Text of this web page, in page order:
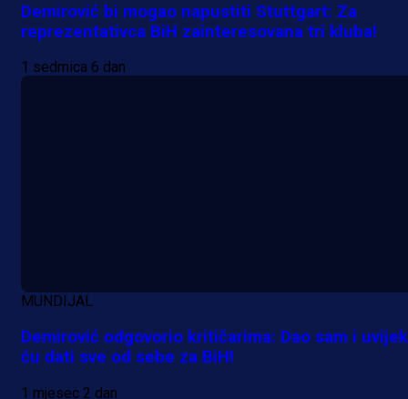
1 dan 12 h
Demirović bi mogao napustiti Stuttgart: Za
reprezentativca BiH zainteresovana tri kluba!
1 sedmica 6 dan
MUNDIJAL
Demirović odgovorio kritičarima: Dao sam i uvijek
ću dati sve od sebe za BiH!
1 mjesec 2 dan